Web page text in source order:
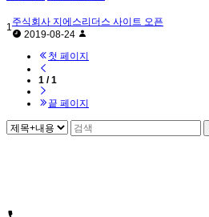
1주식회사 지에스리더스 사이트 오픈
2019-08-24
첫 페이지
1 / 1
끝 페이지